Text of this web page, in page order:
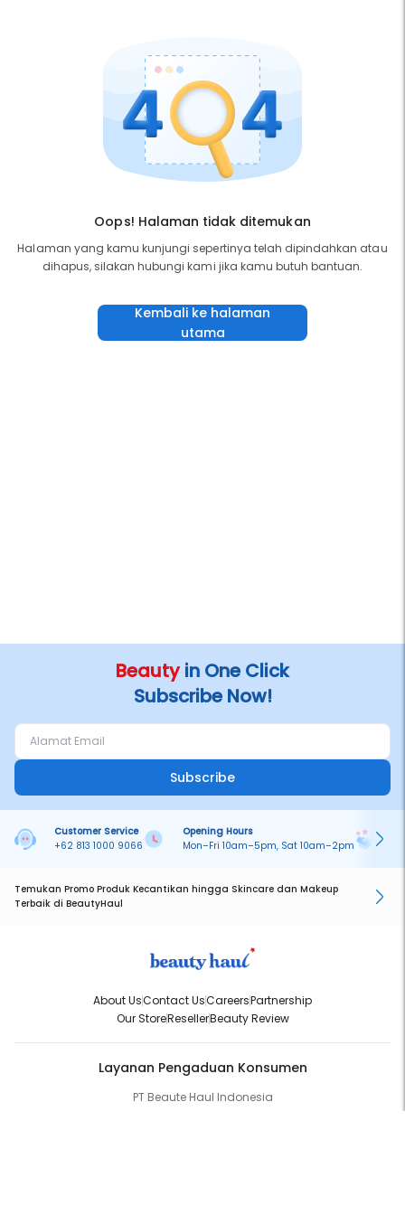
Oops! Halaman tidak ditemukan
Halaman yang kamu kunjungi sepertinya telah dipindahkan atau
dihapus, silakan hubungi kami jika kamu butuh bantuan.
Kembali ke halaman
utama
Beautyin One Click
Subscribe Now!
Subscribe
Customer Service
+62 813 1000 9066
Opening Hours
Mon–Fri 10am–5pm, Sat 10am–2pm
Temukan Promo Produk Kecantikan hingga Skincare dan Makeup
Terbaik di BeautyHaul
About UsContact UsCareersPartnership
Our StoreResellerBeauty Review
Layanan Pengaduan Konsumen
PT Beaute Haul Indonesia